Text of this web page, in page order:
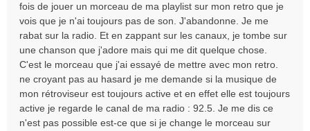
fois de jouer un morceau de ma playlist sur mon retro que je
vois que je n'ai toujours pas de son. J'abandonne. Je me
rabat sur la radio. Et en zappant sur les canaux, je tombe sur
une chanson que j'adore mais qui me dit quelque chose.
C'est le morceau que j'ai essayé de mettre avec mon retro.
ne croyant pas au hasard je me demande si la musique de
mon rétroviseur est toujours active et en effet elle est toujours
active je regarde le canal de ma radio : 92.5. Je me dis ce
n'est pas possible est-ce que si je change le morceau sur